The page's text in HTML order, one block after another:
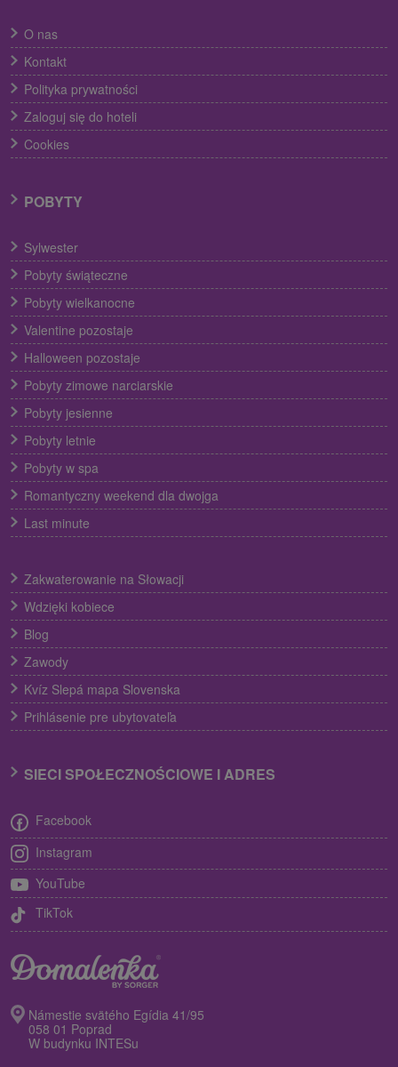
O nas
Kontakt
Polityka prywatności
Zaloguj się do hoteli
Cookies
POBYTY
Sylwester
Pobyty świąteczne
Pobyty wielkanocne
Valentine pozostaje
Halloween pozostaje
Pobyty zimowe narciarskie
Pobyty jesienne
Pobyty letnie
Pobyty w spa
Romantyczny weekend dla dwojga
Last minute
Zakwaterowanie na Słowacji
Wdzięki kobiece
Blog
Zawody
Kvíz Slepá mapa Slovenska
Prihlásenie pre ubytovateľa
SIECI SPOŁECZNOŚCIOWE I ADRES
Facebook
Instagram
YouTube
TikTok
Námestie svätého Egídia 41/95
058 01 Poprad
W budynku INTESu